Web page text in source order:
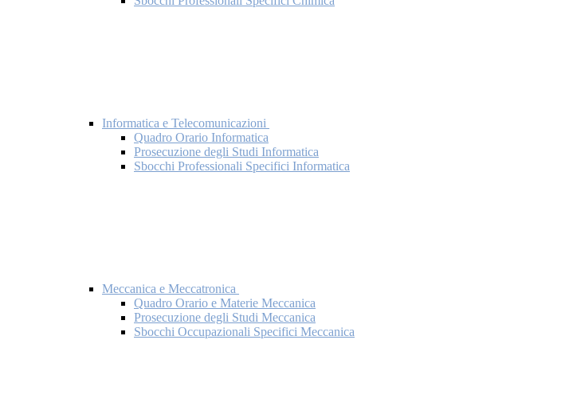
Informatica e Telecomunicazioni
Quadro Orario Informatica
Prosecuzione degli Studi Informatica
Sbocchi Professionali Specifici Informatica
Meccanica e Meccatronica
Quadro Orario e Materie Meccanica
Prosecuzione degli Studi Meccanica
Sbocchi Occupazionali Specifici Meccanica